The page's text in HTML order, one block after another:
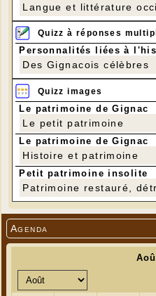
Agenda
Photo Cathy Pluvinage
Langue et littérature
Quizz à réponses
Personnalités liées à
Des Gignacois célèbres
Quizz images
Le patrimoine de Gignac
Le petit patrimoine
Le patrimoine de Gignac
Histoire et patrimoine
Petit patrimoine insolite
Patrimoine restauré,